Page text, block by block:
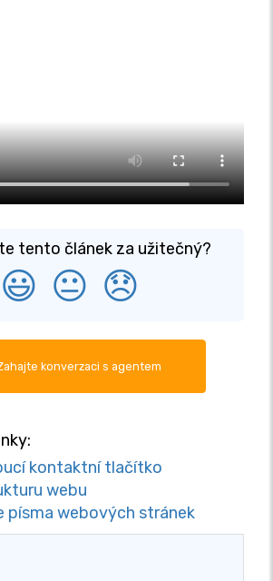
tento článek za užitečný?
😃 😐 😞
konverzaci s agentem
kontaktní tlačítko
webu
písma webových stránek